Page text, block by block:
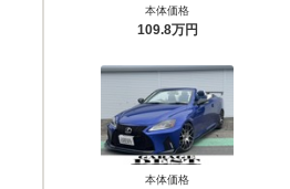
本体価格
109.8万円
本体価格